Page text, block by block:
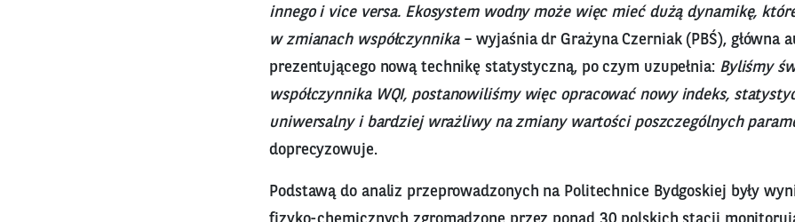
innego i vice versa. Ekosystem wodny może więc mieć dużą dynamikę,
w zmianach współczynnika– wyjaśnia dr Grażyna Czerniak (PBŚ), główna
prezentującego nową technikę statystyczną, po czym uzupełnia: Byliśmy
współczynnika WQI, postanowiliśmy więc opracować nowy indeks,
uniwersalny i bardziej wrażliwy na zmiany wartości poszczególnych
doprecyzowuje.
Podstawą do analiz przeprowadzonych na Politechnice Bydgoskiej były